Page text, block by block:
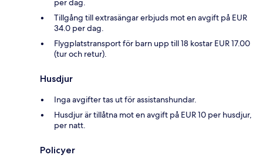
per dag.
Tillgång till extrasängar erbjuds mot en avgift på EUR
34.0 per dag.
Flygplatstransport för barn upp till 18 kostar EUR 17.00
(tur och retur).
Husdjur
Inga avgifter tas ut för assistanshundar.
Husdjur är tillåtna mot en avgift på EUR 10 per husdjur,
per natt.
Policyer